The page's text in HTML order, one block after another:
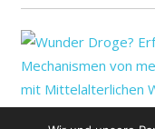
Wunder Droge?